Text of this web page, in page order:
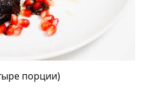
порции)